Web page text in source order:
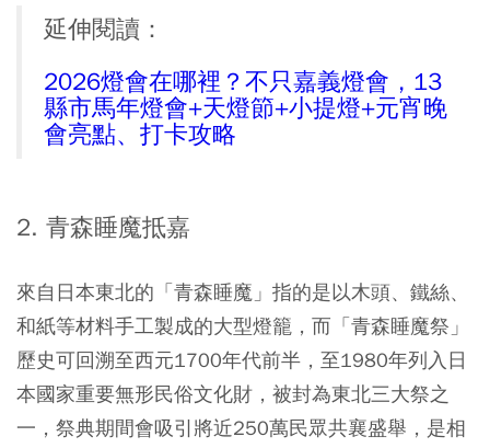
延伸閱讀：
2026燈會在哪裡？不只嘉義燈會，13
縣市馬年燈會+天燈節+小提燈+元宵晚
會亮點、打卡攻略
2. 青森睡魔抵嘉
來自日本東北的「青森睡魔」指的是以木頭、鐵絲、
和紙等材料手工製成的大型燈籠，而「青森睡魔祭」
歷史可回溯至西元1700年代前半，至1980年列入日
本國家重要無形民俗文化財，被封為東北三大祭之
一，祭典期間會吸引將近250萬民眾共襄盛舉，是相